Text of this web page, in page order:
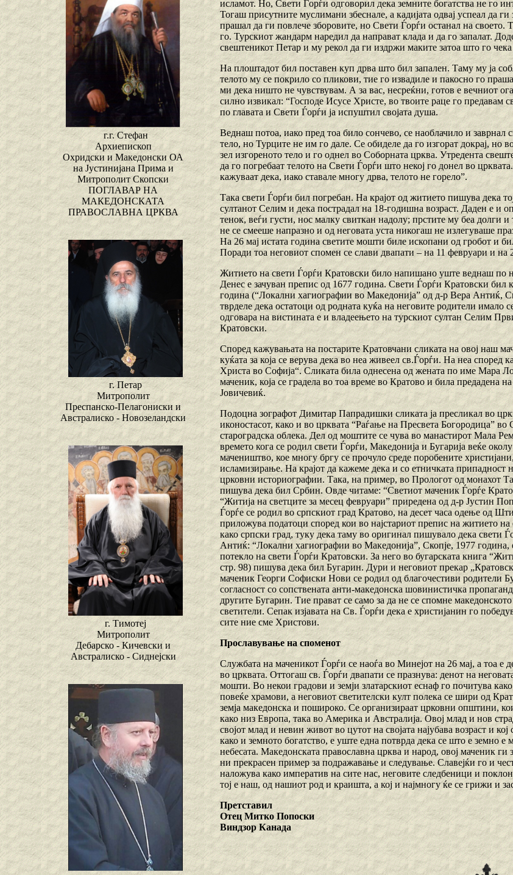
г.г. Стефан
Архиепископ
Охридски и Македонски ОА
на Јустинијана Прима и
Митрополит Скопски
ПОГЛАВАР НА
МАКЕДОНСКАТА
ПРАВОСЛАВНА ЦРКВА
г. Петар
Митрополит
Преспанско-Пелагониски и
Австралиско - Новозеландски
г. Тимотеј
Митрополит
Дебарско - Кичевски и
Австралиско - Сиднејски
исламот. Но, Свети Ѓорѓи одговорил дека земните богатства не го
Тогаш присутните муслимани збеснале, а кадијата одвај успеал да
прашал да ги повлече зборовите, но Свети Ѓорѓи останал на своето.
го. Турскиот жандарм наредил да направат клада и да го запалат.
свештеникот Петар и му рекол да ги издржи маките затоа што го
На плоштадот бил поставен куп дрва што бил запален. Таму му ја
телото му се покрило со пликови, тие го извадиле и пакосно го
ми дека ништо не чувствувам. А за вас, несреќни, готов е вечниот
силно извикал: “Господе Исусе Христе, во твоите раце го предавам
по главата и Свети Ѓорѓи ја испуштил својата душа.
Веднаш потоа, иако пред тоа било сончево, се наоблачило и заврнал
тело, но Турците не им го дале. Се обиделе да го изгорат докрај, но
зел изгореното тело и го однел во Соборната црква. Утредента
да го погребаат телото на Свети Ѓорѓи што некој го донел во
кажуваат дека, иако ставале многу дрва, телото не горело”.
Така свети Ѓорѓи бил погребан. На крајот од житието пишува дека
султанот Селим и дека пострадал на 18-годишна возраст. Даден е и
тенок, веѓи густи, нос малку свиткан надолу; прстите му беа долги
не се смееше напразно и од неговата уста никогаш не излегуваше
На 26 мај истата година светите мошти биле ископани од гробот и
Поради тоа неговиот спомен се слави двапати – на 11 февруари и на
Житието на свети Ѓорѓи Кратовски било напишано уште веднаш по
Денес е зачуван препис од 1677 година. Свети Ѓорѓи Кратовски бил
година (“Локални хагиографии во Македонија” од д-р Вера Антиќ,
тврделе дека остатоци од родната куќа на неговите родители
одговара на вистината е и владеењето на турскиот султан Селим
Кратовски.
Според кажувањата на постарите Кратовчани сликата на овој наш
куќата за која се верува дека во неа живеел св.Ѓорѓи. На неа
Христа во Софија“. Сликата била однесена од жената по име Мара
маченик, која се градела во тоа време во Кратово и била предадена
Јовичевиќ.
Подоцна зографот Димитар Папрадишки сликата ја пресликал во
иконостасот, како и во црквата “Раѓање на Пресвета Богородица”
староградска облека. Дел од моштите се чува во манастирот Мала
времето кога се родил свети Ѓорѓи, Македонија и Бугарија веќе
мачеништво, кое многу бргу се прочуло среде поробените
исламизирање. На крајот да кажеме дека и со етничката припадност
црковни историографии. Така, на пример, во Прологот од монахот
пишува дека бил Србин. Овде читаме: “Светиот маченик Ѓорѓе
“Житија на светците за месец февруари” приредена од д-р Јустин
Ѓорѓе се родил во српскиот град Кратово, на десет часа одење од
приложува податоци според кои во најстариот препис на житието
како српски град, туку дека таму во оригинал пишувало дека свети
Антиќ: “Локални хагиографии во Македонија”, Скопје, 1977
потекло на свети Ѓорѓи Кратовски. За него во бугарската книга
стр. 98) пишува дека бил Бугарин. Дури и неговиот прекар
маченик Георги Софиски Нови се родил од благочестиви родители
согласност со сопствената анти-македонска шовинистичка
другите Бугарин. Тие прават се само за да не се спомне
светители. Сепак изјавата на Св. Ѓорѓи дека е христијанин го
сите ние сме Христови.
Прославување на споменот
Службата на маченикот Ѓорѓи се наоѓа во Минејот на 26 мај, а тоа е
во црквата. Оттогаш св. Ѓорѓи двапати се празнува: денот на
мошти. Во некои градови и земји златарскиот еснаф го почитува
повеќе храмови, а неговиот светителски култ полека се шири од
земја македонска и пошироко. Се организираат црковни општини,
како низ Европа, така во Америка и Австралија. Овој млад и нов
својот млад и невин живот во цутот на својата најубава возраст и
како и земното богатство, е уште една потврда дека се што е земно
небесата. Македонската православна црква и народ, овој маченик ги
ни прекрасен пример за подражавање и следување. Славејќи го и
наложува како императив на сите нас, неговите следбеници и
тој е наш, од нашиот род и краишта, а кој и најмногу ќе се грижи и
Претставил
Отец Митко Попоски
Виндзор Канада